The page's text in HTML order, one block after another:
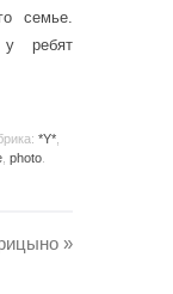
семье.
у ребят
*Y*
photo
»